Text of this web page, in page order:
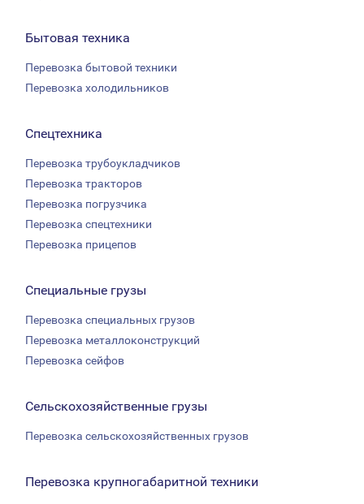
Бытовая техника
Перевозка бытовой техники
Перевозка холодильников
Спецтехника
Перевозка трубоукладчиков
Перевозка тракторов
Перевозка погрузчика
Перевозка спецтехники
Перевозка прицепов
Специальные грузы
Перевозка специальных грузов
Перевозка металлоконструкций
Перевозка сейфов
Сельскохозяйственные грузы
Перевозка сельскохозяйственных грузов
Перевозка крупногабаритной техники